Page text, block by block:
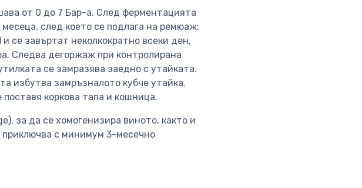
от 0 до 7 Бар-а. След ферментацията
след което се подлага на ремюаж:
се завъртат неколкократно всеки ден,
Следва дегоржаж при контролирана
се замразява заедно с утайката.
избутва замръзналото кубче утайка.
коркова тапа и кошница.
за да се хомогенизира виното, както и
приключва с минимум 3-месечно